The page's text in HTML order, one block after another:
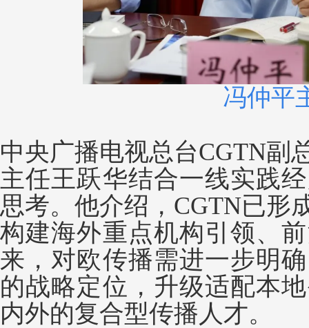
冯仲平
中央广播电视总台CGTN副
主任王跃华结合一线实践
思考。他介绍，CGTN已形
构建海外重点机构引领、
来，对欧传播需进一步明
的战略定位，升级适配本
内外的复合型传播人才。